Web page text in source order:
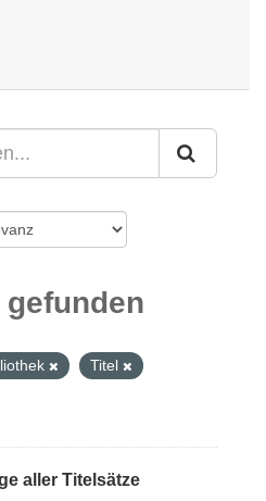
gefunden
Titel
aller Titelsätze